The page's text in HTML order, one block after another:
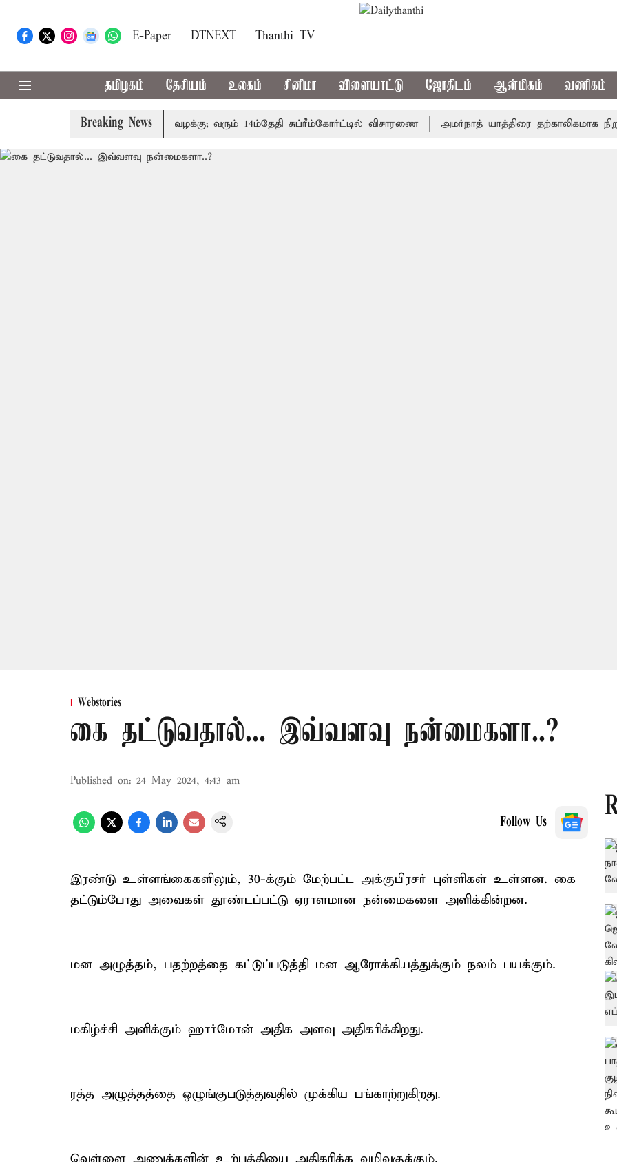
E-Paper DTNEXT Thanthi TV
தமிழகம் தேசியம் உலகம் சினிமா விளையாட்டு ஜோதிடம் ஆன்மிகம் வணிகம்
Breaking News
அரசுப்பணி வழக்கு; வரும் 14ம்தேதி சுப்ரீம்கோர்ட்டில் விசாரணை அமர்நாத் யாத்திரை தற்காலிகமாக நிறுத்தம்
Webstories
கை தட்டுவதால்... இவ்வளவு நன்மைகளா..?
Published on: 24 May 2024, 4:43 am
Follow Us
இரண்டு உள்ளங்கைகளிலும், 30-க்கும் மேற்பட்ட அக்குபிரசர் புள்ளிகள் உள்ளன. கை
தட்டும்போது அவைகள் தூண்டப்பட்டு ஏராளமான நன்மைகளை அளிக்கின்றன.
மன அழுத்தம், பதற்றத்தை கட்டுப்படுத்தி மன ஆரோக்கியத்துக்கும் நலம் பயக்கும்.
மகிழ்ச்சி அளிக்கும் ஹார்மோன் அதிக அளவு அதிகரிக்கிறது.
ரத்த அழுத்தத்தை ஒழுங்குபடுத்துவதில் முக்கிய பங்காற்றுகிறது.